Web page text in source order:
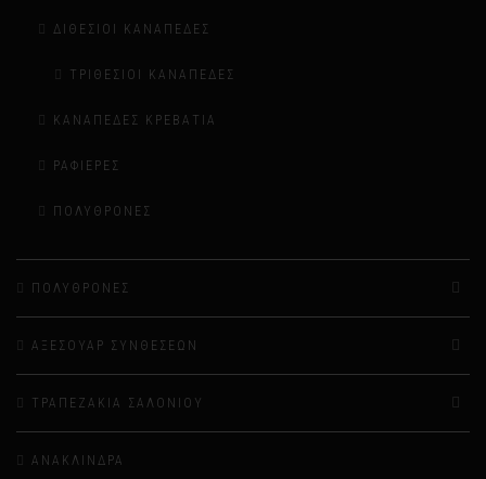
ΔΙΘΈΣΙΟΙ ΚΑΝΑΠΈΔΕΣ
ΤΡΙΘΈΣΙΟΙ ΚΑΝΑΠΈΔΕΣ
ΚΑΝΑΠΈΔΕΣ ΚΡΕΒΆΤΙΑ
ΡΑΦΙΈΡΕΣ
ΠΟΛΥΘΡΌΝΕΣ
ΠΟΛΥΘΡΌΝΕΣ
ΑΞΕΣΟΥΆΡ ΣΥΝΘΈΣΕΩΝ
ΤΡΑΠΕΖΆΚΙΑ ΣΑΛΟΝΙΟΎ
ΑΝΆΚΛΙΝΔΡΑ